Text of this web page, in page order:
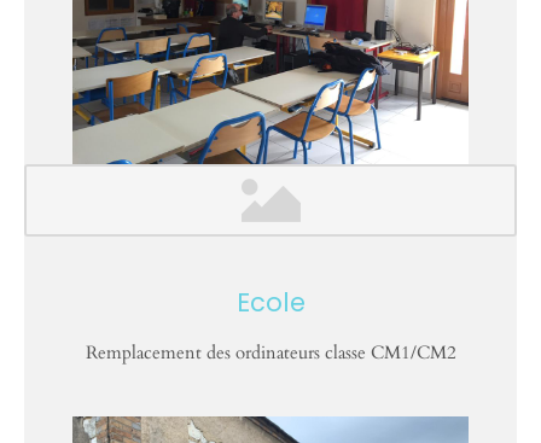
Ecole
Remplacement des ordinateurs classe CM1/CM2